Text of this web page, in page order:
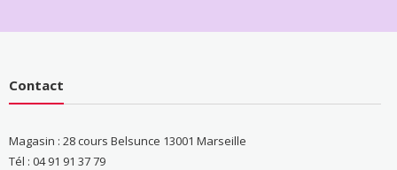
Contact
Magasin : 28 cours Belsunce 13001 Marseille
Tél : 04 91 91 37 79